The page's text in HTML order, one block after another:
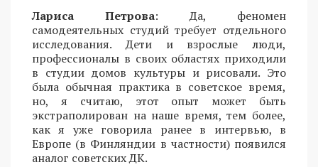
Лариса Петрова: Да, феномен
самодеятельных студий требует отдельного
исследования. Дети и взрослые люди,
профессионалы в своих областях приходили
в студии домов культуры и рисовали. Это
была обычная практика в советское время,
но, я считаю, этот опыт может быть
экстраполирован на наше время, тем более,
как я уже говорила ранее в интервью, в
Европе (в Финляндии в частности) появился
аналог советских ДК.